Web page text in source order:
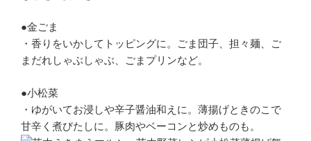
●金ごま
・香りをいかしてトッピングに。ごま団子、担々麺、ご
まだれしゃぶしゃぶ、ごまプリンなど。
●小松菜
・ゆがいてお浸しや辛子醤油和えに。薄揚げときのこで
甘辛く煮びたしに。豚肉やベーコンと炒めものも。